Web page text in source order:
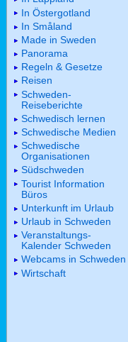
In Östergotland
In Småland
Made in Sweden
Panorama
Regeln & Gesetze
Reisen
Schweden-
Reiseberichte
Schwedisch lernen
Schwedische Medien
Schwedische
Organisationen
Südschweden
Tourist Information
Büros
Unterkunft im Urlaub
Urlaub in Schweden
Veranstaltungs-
Kalender Schweden
Webcams in Schweden
Wirtschaft